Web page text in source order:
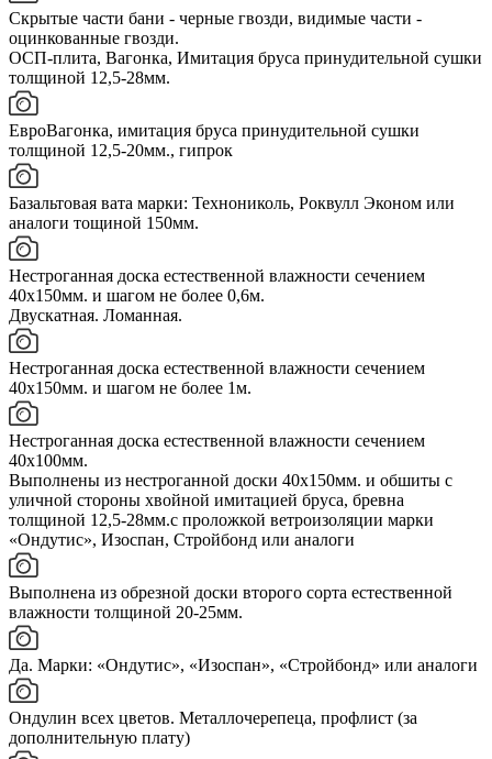
Скрытые части бани - черные гвозди, видимые части -
оцинкованные гвозди.
ОСП-плита, Вагонка, Имитация бруса принудительной сушки
толщиной 12,5-28мм.
ЕвроВагонка, имитация бруса принудительной сушки
толщиной 12,5-20мм., гипрок
Базальтовая вата марки: Технониколь, Роквулл Эконом или
аналоги тощиной 150мм.
Нестроганная доска естественной влажности сечением
40х150мм. и шагом не более 0,6м.
Двускатная. Ломанная.
Нестроганная доска естественной влажности сечением
40х150мм. и шагом не более 1м.
Нестроганная доска естественной влажности сечением
40х100мм.
Выполнены из нестроганной доски 40х150мм. и обшиты с
уличной стороны хвойной имитацией бруса, бревна
толщиной 12,5-28мм.с проложкой ветроизоляции марки
«Ондутис», Изоспан, Стройбонд или аналоги
Выполнена из обрезной доски второго сорта естественной
влажности толщиной 20-25мм.
Да. Марки: «Ондутис», «Изоспан», «Стройбонд» или аналоги
Ондулин всех цветов. Металлочерепеца, профлист (за
дополнительную плату)